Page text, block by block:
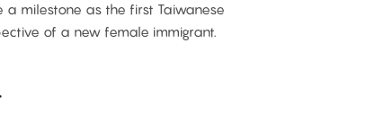
a milestone as the first Taiwanese
of a new female immigrant.